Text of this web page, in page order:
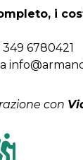
i
6780421
con